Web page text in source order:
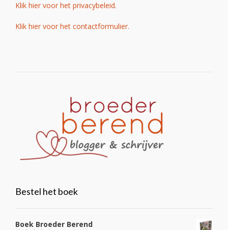
Klik hier voor het privacybeleid.
Klik hier voor het contactformulier.
Bestel het boek
Boek Broeder Berend